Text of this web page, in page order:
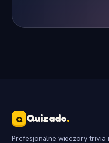
Q Quizado.
Profesjonalne wieczory trivia i